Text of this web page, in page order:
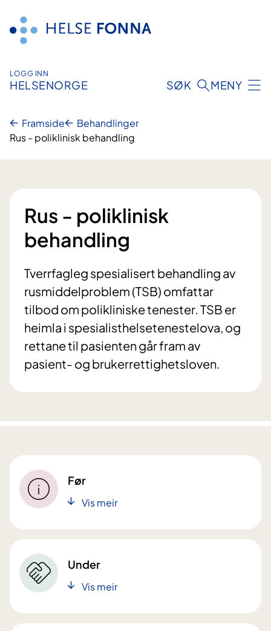
innhald
LOGG INN
HELSENORGE SØK MENY
Framside
Behandlinger
Rus - poliklinisk behandling
Rus - poliklinisk
behandling
Tverrfagleg spesialisert behandling av
rusmiddelproblem (TSB) omfattar
tilbod om polikliniske tenester. TSB er
heimla i spesialisthelsetenestelova, og
rettane til pasienten går fram av
pasient- og brukerrettighetsloven.
Før
Vis meir
Under
Vis meir